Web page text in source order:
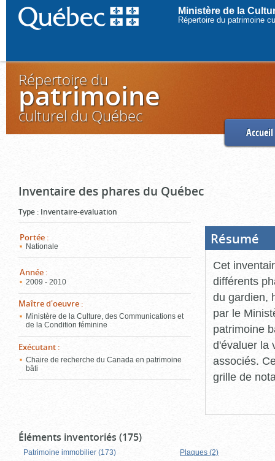
Ministère de la
Répertoire du patrimoine
Répertoire du
patrimoine
culturel du Québec
Accueil
Inventaire des phares du Québec
Type : Inventaire-évaluation
Portée :
Nationale
Année :
2009 - 2010
Maître d'oeuvre :
Ministère de la Culture, des Communications et
de la Condition féminine
Exécutant :
Chaire de recherche du Canada en patrimoine
bâti
Résumé
Cet
différents
du gardien,
par le
patrimoine
d'évaluer la
associés.
grille de
Éléments inventoriés (175)
Patrimoine immobilier (173) Plaques (2)